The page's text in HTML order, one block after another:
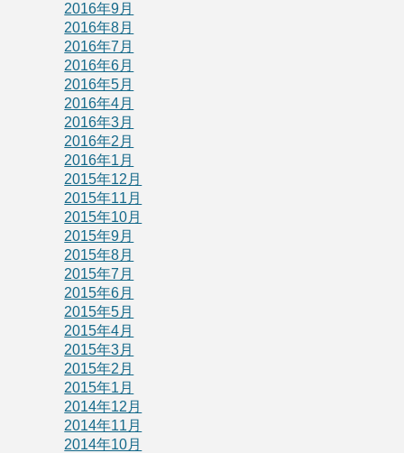
2016年9月
2016年8月
2016年7月
2016年6月
2016年5月
2016年4月
2016年3月
2016年2月
2016年1月
2015年12月
2015年11月
2015年10月
2015年9月
2015年8月
2015年7月
2015年6月
2015年5月
2015年4月
2015年3月
2015年2月
2015年1月
2014年12月
2014年11月
2014年10月